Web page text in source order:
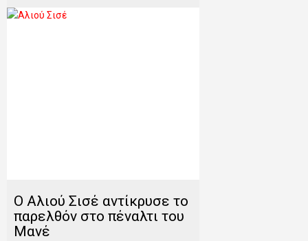
Ο Αλιού Σισέ αντίκρυσε το
παρελθόν στο πέναλτι του
Μανέ